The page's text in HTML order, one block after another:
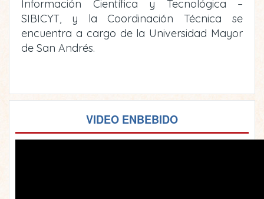
Información Científica y Tecnológica –
SIBICYT, y la Coordinación Técnica se
encuentra a cargo de la Universidad Mayor
de San Andrés.
VIDEO ENBEBIDO